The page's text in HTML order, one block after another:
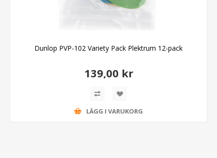
Dunlop PVP-102 Variety Pack Plektrum 12-pack
139,00 kr
LÄGG I VARUKORG